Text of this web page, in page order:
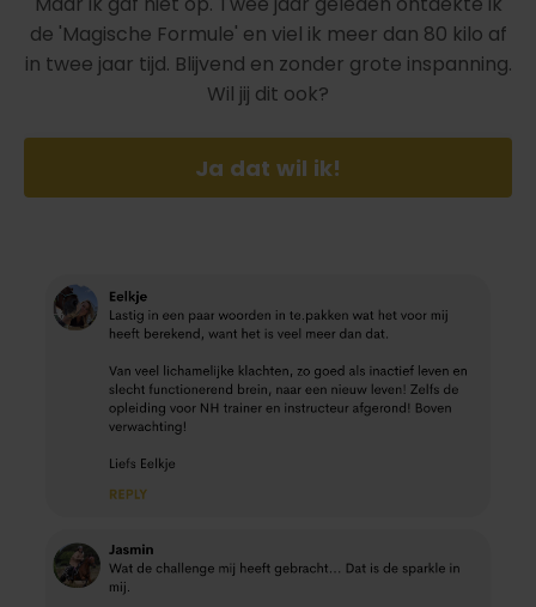
de 'Magische Formule' en viel ik meer dan 80 kilo af
in twee jaar tijd. Blijvend en zonder grote inspanning.
Wil jij dit ook?
Ja dat wil ik!